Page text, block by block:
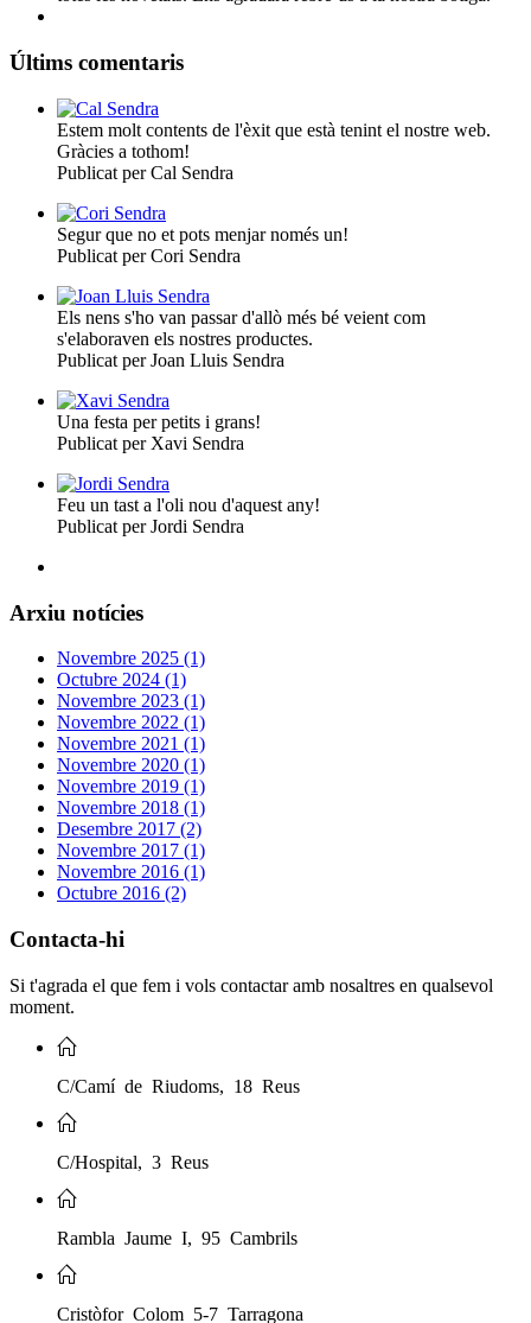
Últims comentaris
Estem molt contents de l'èxit que està tenint el nostre web.
Gràcies a tothom!
Publicat per Cal Sendra
Segur que no et pots menjar només un!
Publicat per Cori Sendra
Els nens s'ho van passar d'allò més bé veient com
s'elaboraven els nostres productes.
Publicat per Joan Lluis Sendra
Una festa per petits i grans!
Publicat per Xavi Sendra
Feu un tast a l'oli nou d'aquest any!
Publicat per Jordi Sendra
Arxiu notícies
Novembre 2025 (1)
Octubre 2024 (1)
Novembre 2023 (1)
Novembre 2022 (1)
Novembre 2021 (1)
Novembre 2020 (1)
Novembre 2019 (1)
Novembre 2018 (1)
Desembre 2017 (2)
Novembre 2017 (1)
Novembre 2016 (1)
Octubre 2016 (2)
Contacta-hi
Si t'agrada el que fem i vols contactar amb nosaltres en qualsevol
moment.
C/Camí de Riudoms, 18 Reus
C/Hospital, 3 Reus
Rambla Jaume I, 95 Cambrils
Cristòfor Colom 5-7 Tarragona